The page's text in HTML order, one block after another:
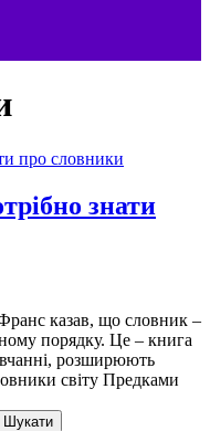
знати
казав, що словник –
порядку. Це – книга
розширюють
світу Предками